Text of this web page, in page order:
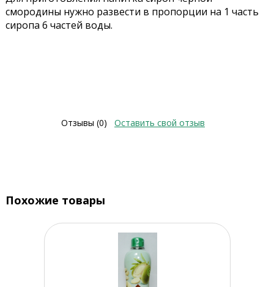
смородины нужно развести в пропорции на 1 часть
сиропа 6 частей воды.
Отзывы (0) Оставить свой отзыв
Похожие товары